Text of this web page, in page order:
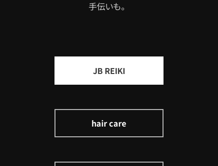
手伝いも。
JB REIKI
hair care